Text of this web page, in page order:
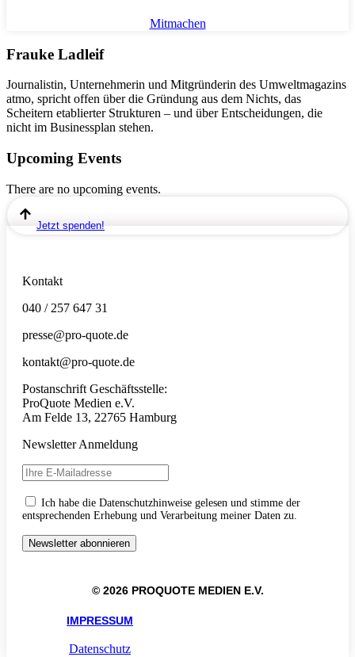
Mitmachen
Frauke Ladleif
Journalistin, Unternehmerin und Mitgründerin des Umweltmagazins
atmo, spricht offen über die Gründung aus dem Nichts, das
Scheitern etablierter Strukturen – und über Entscheidungen, die
nicht im Businessplan stehen.
Upcoming Events
There are no upcoming events.
Jetzt spenden!
Kontakt
040 / 257 647 31
presse@pro-quote.de
kontakt@pro-quote.de
Postanschrift Geschäftsstelle:
ProQuote Medien e.V.
Am Felde 13, 22765 Hamburg
Newsletter Anmeldung
Ich habe die Datenschutzhinweise gelesen und stimme der
entsprechenden Erhebung und Verarbeitung meiner Daten zu.
© 2026 PROQUOTE MEDIEN E.V.
IMPRESSUM
Datenschutz